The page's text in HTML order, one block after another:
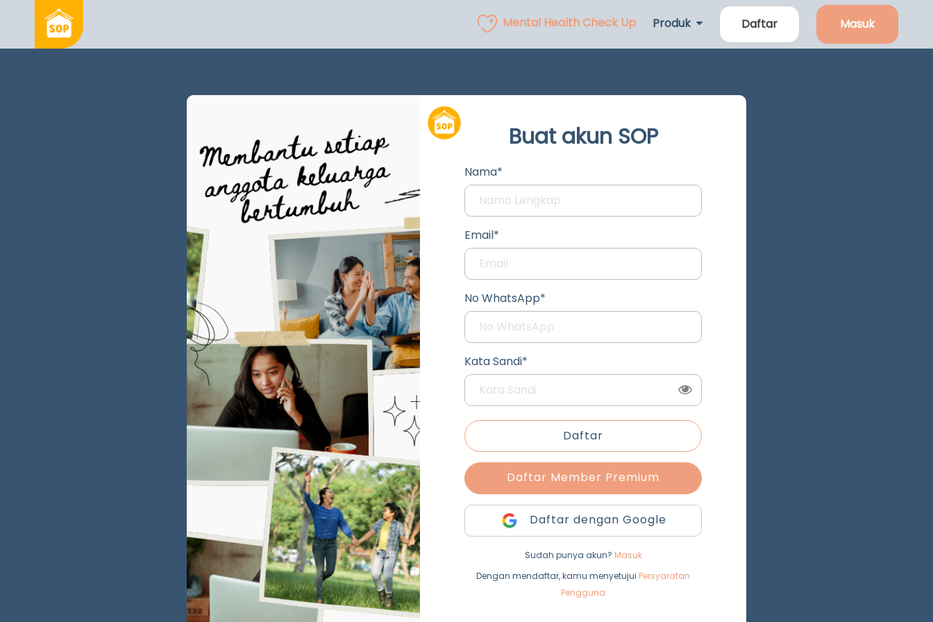
Mental Health Check Up Produk Daftar Masuk
Buat akun SOP
Nama*
Email*
No WhatsApp*
Kata Sandi*
Daftar
Daftar Member Premium
Daftar dengan Google
Sudah punya akun? Masuk
Dengan mendaftar, kamu menyetujui Persyaratan
Pengguna